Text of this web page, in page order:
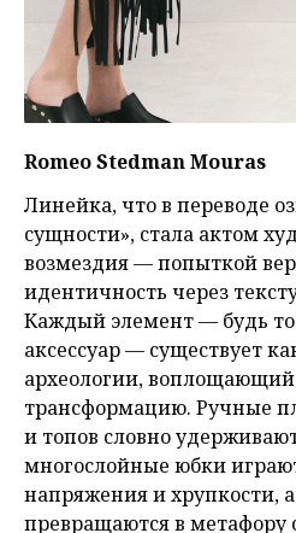
Romeo Stedman Mouras
Линейка, что в переводе
сущности», стала актом
возмездия — попыткой
идентичность через
Каждый элемент — будь то
аксессуар — существует
археологии,
трансформацию. Ручные
и топов словно
многослойные юбки
напряжения и хрупкости,
превращаются в